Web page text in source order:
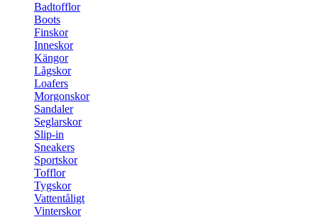
Badtofflor
Boots
Finskor
Inneskor
Kängor
Lågskor
Loafers
Morgonskor
Sandaler
Seglarskor
Slip-in
Sneakers
Sportskor
Tofflor
Tygskor
Vattentåligt
Vinterskor